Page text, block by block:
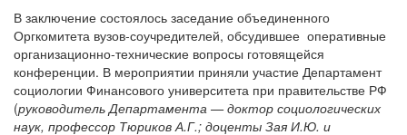
В заключение состоялось заседание объединенного
Оргкомитета вузов-соучредителей, обсудившее оперативные
организационно-технические вопросы готовящейся
конференции. В мероприятии приняли участие Департамент
социологии Финансового университета при правительстве РФ
(руководитель Департамента — доктор социологических
наук, профессор Тюриков А.Г.; доценты Зая И.Ю. и